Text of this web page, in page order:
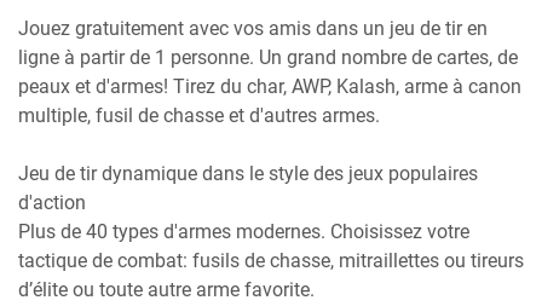
Jouez gratuitement avec vos amis dans un jeu de tir en
ligne à partir de 1 personne. Un grand nombre de cartes, de
peaux et d'armes! Tirez du char, AWP, Kalash, arme à canon
multiple, fusil de chasse et d'autres armes.
Jeu de tir dynamique dans le style des jeux populaires
d'action
Plus de 40 types d'armes modernes. Choisissez votre
tactique de combat: fusils de chasse, mitraillettes ou tireurs
d’élite ou toute autre arme favorite.